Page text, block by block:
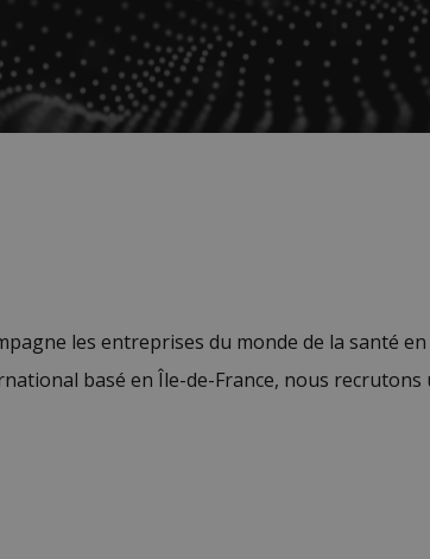
les entreprises du monde de la santé
basé en Île-de-France, nous recrutons